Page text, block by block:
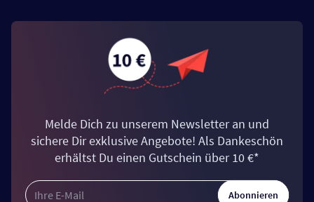
Melde Dich zu unserem Newsletter an und
sichere Dir exklusive Angebote! Als Dankeschön
erhältst Du einen Gutschein über 10 €*
Abonnieren